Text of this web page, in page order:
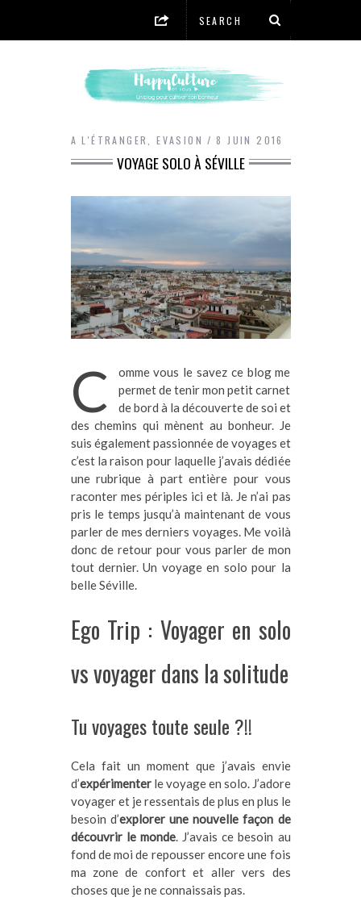
A L'ÉTRANGER ,EVASION 8 JUIN 2016
VOYAGE SOLO À SÉVILLE
C
omme vous le savez ce blog me
permet de tenir mon petit carnet
de bord à la découverte de soi et
des chemins qui mènent au bonheur. Je
suis également passionnée de voyages et
c’est la raison pour laquelle j’avais dédiée
une rubrique à part entière pour vous
raconter mes périples ici et là. Je n’ai pas
pris le temps jusqu’à maintenant de vous
parler de mes derniers voyages. Me voilà
donc de retour pour vous parler de mon
tout dernier. Un voyage en solo pour la
belle Séville.
Ego Trip : Voyager en solo
vs voyager dans la solitude
Tu voyages toute seule ?!!
Cela fait un moment que j’avais envie
d’expérimenterle voyage en solo. J’adore
voyager et je ressentais de plus en plus le
besoin d’explorer une nouvelle façon de
découvrir le monde. J’avais ce besoin au
fond de moi de repousser encore une fois
ma zone de confort et aller vers des
choses que je ne connaissais pas.